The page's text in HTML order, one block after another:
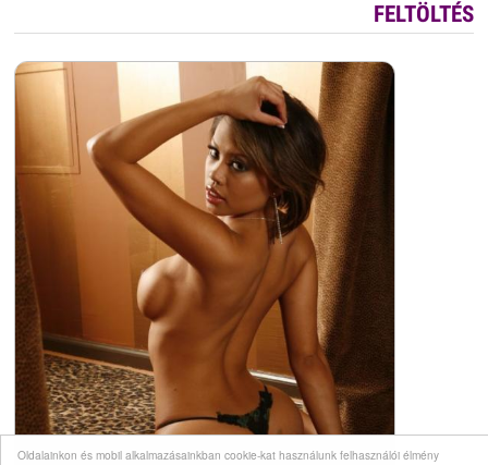
Oldalainkon és mobil alkalmazásainkban cookie-kat használunk felhasználói élmény
FELTÖLTÉS